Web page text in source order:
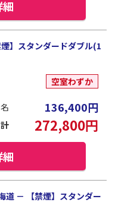
】スタンダードダブル(1
空室わずか
136,400円
272,800円
－ 【禁煙】スタンダー